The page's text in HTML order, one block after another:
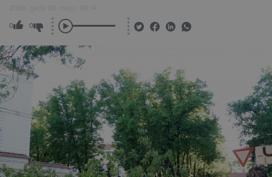
2026. gada 28. maijs, 08:14
0 0